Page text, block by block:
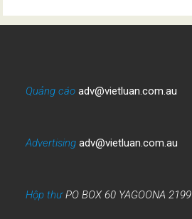
Quảng cáo adv@vietluan.com.au
Advertising adv@vietluan.com.au
Hộp thưPO BOX 60 YAGOONA 2199